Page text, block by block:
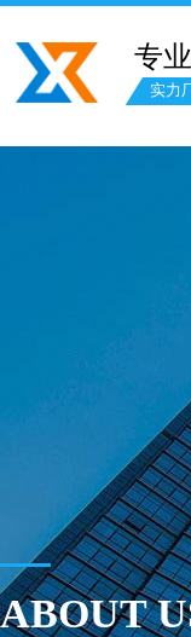
专
实力
ABOUT